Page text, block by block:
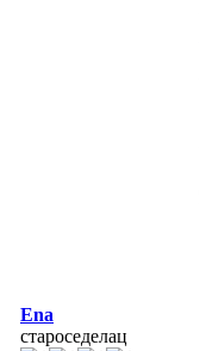
Ena
староседелац